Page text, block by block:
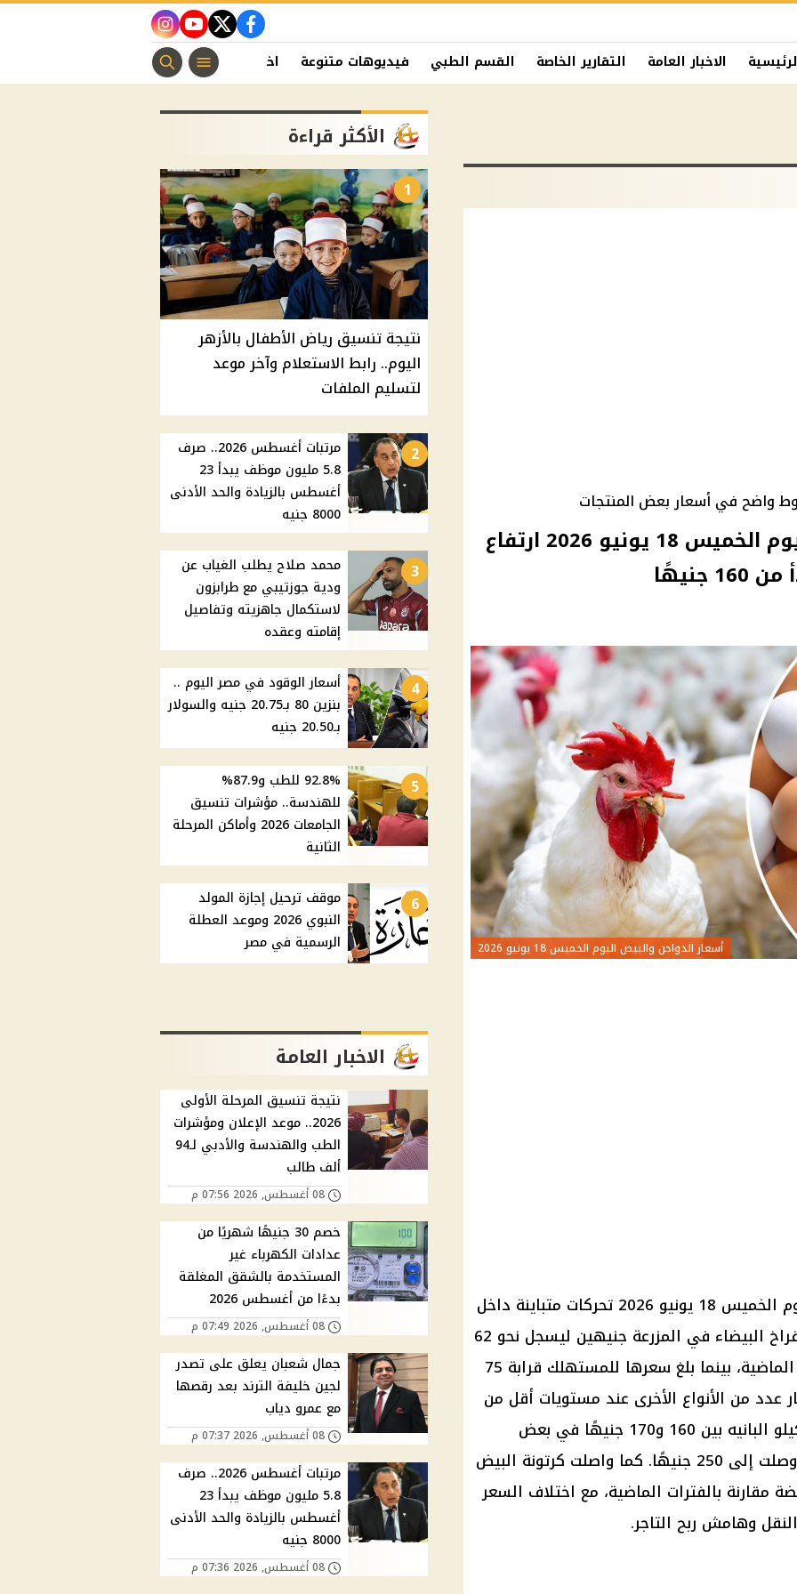
facebook
twitter
youtube
instagram
الاخبار العامة التقارير الخاصة القسم الطبي فيديوهات متنوعة اخبار الفن منوعات مسيحية
واضح في أسعار بعض المنتجات
أسعار الدواجن والبيض اليوم الخميس 18 يونيو 2026 ارتفاع
أسعار الدواجن والبيض اليوم الخميس 18 يونيو 2026
شهدت أسعار الدواجن والبيض اليوم الخميس 18 يونيو 2026 تحركات متباينة داخل
الأسواق، بعدما ارتفع سعر كيلو الفراخ البيضاء في المزرعة جنيهين ليسجل نحو 62
جنيهًا مقابل 60 جنيهًا خلال الأيام الماضية، بينما بلغ سعرها للمستهلك قرابة 75
عدد من الأنواع الأخرى عند مستويات أقل من
ذروتها السابقة، فيما تراوح سعر كيلو البانيه بين 160 و170 جنيهًا في بعض
المحال بعد انخفاضه من مستويات وصلت إلى 250 جنيهًا. كما واصلت كرتونة البيض
مقارنة بالفترات الماضية، مع اختلاف السعر
وهامش ربح التاجر.
الأكثر قراءة
1
نتيجة تنسيق رياض الأطفال بالأزهر
اليوم.. رابط الاستعلام وآخر موعد
لتسليم الملفات
2
مرتبات أغسطس 2026.. صرف
5.8 مليون موظف يبدأ 23
أغسطس بالزيادة والحد الأدنى
8000 جنيه
3
محمد صلاح يطلب الغياب عن
ودية جوزتيبي مع طرابزون
لاستكمال جاهزيته وتفاصيل
إقامته وعقده
4
أسعار الوقود في مصر اليوم ..
بنزين 80 بـ20.75 جنيه والسولار
بـ20.50 جنيه
5
92.8% للطب و87.9%
للهندسة.. مؤشرات تنسيق
الجامعات 2026 وأماكن المرحلة
الثانية
6
موقف ترحيل إجازة المولد
النبوي 2026 وموعد العطلة
الرسمية في مصر
الاخبار العامة
نتيجة تنسيق المرحلة الأولى
2026.. موعد الإعلان ومؤشرات
الطب والهندسة والأدبي لـ94
ألف طالب
08 أغسطس, 2026 07:56 م
خصم 30 جنيهًا شهريًا من
عدادات الكهرباء غير
المستخدمة بالشقق المغلقة
بدءًا من أغسطس 2026
08 أغسطس, 2026 07:49 م
جمال شعبان يعلق على تصدر
لجين خليفة الترند بعد رقصها
مع عمرو دياب
08 أغسطس, 2026 07:37 م
مرتبات أغسطس 2026.. صرف
5.8 مليون موظف يبدأ 23
أغسطس بالزيادة والحد الأدنى
8000 جنيه
08 أغسطس, 2026 07:36 م